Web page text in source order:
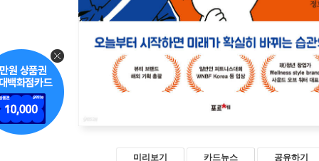
미리보기 카드뉴스 공유하기